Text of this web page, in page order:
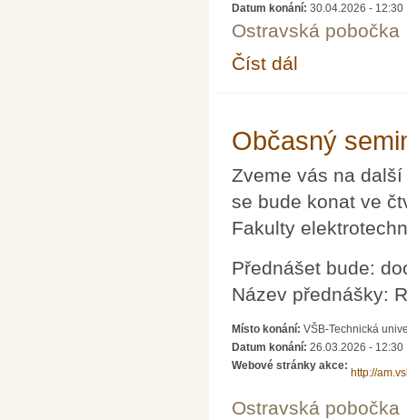
Datum konání: 30.04.2026 - 12:30
Ostravská pobočka
Číst dál
Občasný
Zveme vás na
se bude konat ve
Fakulty
Přednášet bude:
Název přednášky:
Místo konání: VŠB-Technická
Datum konání: 26.03.2026 - 12:30
Webové stránky akce:
http://
Ostravská pobočka